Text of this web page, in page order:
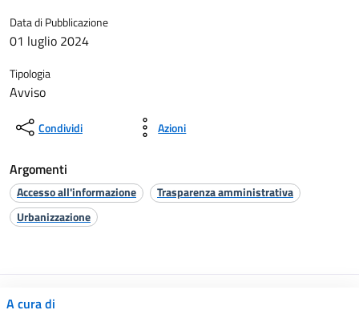
Data di Pubblicazione
01 luglio 2024
Tipologia
Avviso
Condividi Azioni
Argomenti
Accesso all'informazione
Trasparenza amministrativa
Urbanizzazione
A cura di